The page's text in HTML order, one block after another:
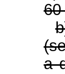
60
a